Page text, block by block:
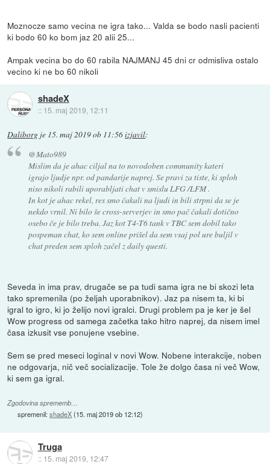
Moznocze samo vecina ne igra tako... Valda se bodo nasli pacienti
ki bodo 60 ko bom jaz 20 alii 25...
Ampak vecina bo do 60 rabila NAJMANJ 45 dni cr odmisliva ostalo
vecino ki ne bo 60 nikoli
shadeX
:: 15. maj 2019, 12:11
Daliborg je 15. maj 2019 ob 11:56izjavil:
@Mato989
Mislim da je ahac ciljal na to novodoben community kateri
igrajo ljudje npr. od pandarije naprej. Se pravi za tiste, ki sploh
niso nikoli rabili uporabljati chat v smislu LFG /LFM .
In kot je ahac rekel, res smo čakali na ljudi in bili strpni da se je
nekdo vrnil. Ni bilo še cross-serverjev in smo pač čakali dotično
osebo če je bilo treba. Jaz kot T4-T6 tank v TBC sem dobil tako
pospeman chat, ko sem online prišel da sem vsaj pol ure buljil v
chat preden sem sploh začel z daily questi.
Seveda in ima prav, drugače se pa tudi sama igra ne bi skozi leta
tako spremenila (po željah uporabnikov). Jaz pa nisem ta, ki bi
igral to igro, ki jo želijo novi igralci. Drugi problem pa je ker je šel
Wow progress od samega začetka tako hitro naprej, da nisem imel
časa izkusit vse ponujene vsebine.
Sem se pred meseci loginal v novi Wow. Nobene interakcije, noben
ne odgovarja, nič več socializacije. Tole že dolgo časa ni več Wow,
ki sem ga igral.
Zgodovina sprememb…
spremenil:shadeX(15. maj 2019 ob 12:12)
Truga
:: 15. maj 2019, 12:47